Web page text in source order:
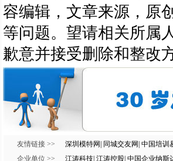
容编辑，文章来源，原
等问题。望请相关所属
歉意并接受删除和整改
友情链接 >> 深圳模特网 同城交友网 中国培训
企业单位 >>
江涛科技 江涛控股 中国企业纳斯